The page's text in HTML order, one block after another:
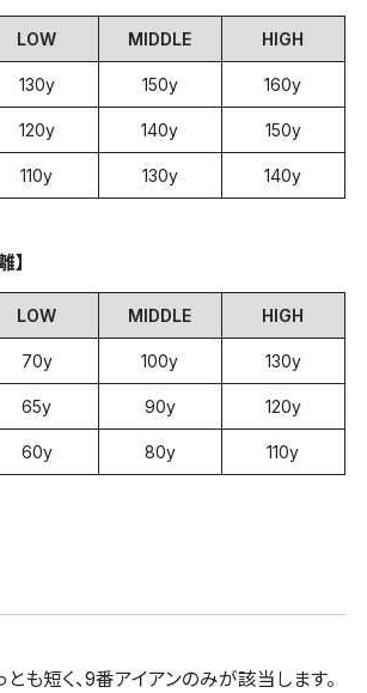
LOW MIDDLE HIGH
130y 150y 160y
120y 140y 150y
110y 130y 140y
】
LOW MIDDLE HIGH
70y 100y 130y
65y 90y 120y
60y 80y 110y
も短く、9番アイアンのみが該当します。